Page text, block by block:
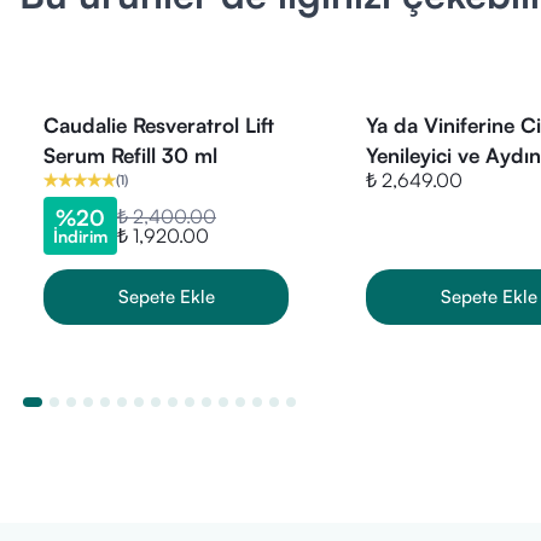
Scutellaria
Caudalie Resveratrol Lift
Serum Refill 30 ml
(1)
%20
İndirim
₺ 2,400.00
₺ 1,920.00
Sepete Ekle
Ya da Viniferine
Yenileyici ve
Serum - 30ml
₺ 2,649.00
Sepete Ekle